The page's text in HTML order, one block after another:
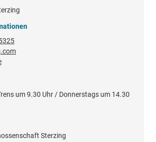
um 9.30 Uhr / Donnerstags um 14.30
Sterzing